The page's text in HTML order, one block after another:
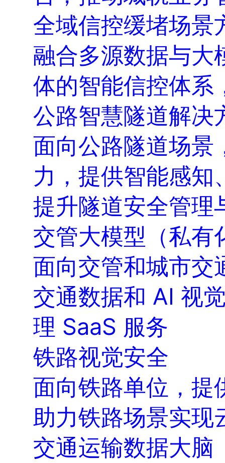
全域信控缓堵场景
融合多源数据与大
体的智能信控体系
公路智慧隧道解决
面向公路隧道场景
力，提供智能感知
提升隧道安全管理
交管大模型（私有
面向交管和城市交
交通数据和 AI 视
理 SaaS 服务
铁路视觉安全
面向铁路单位，提
助力铁路场景实现
交通运输数据大脑